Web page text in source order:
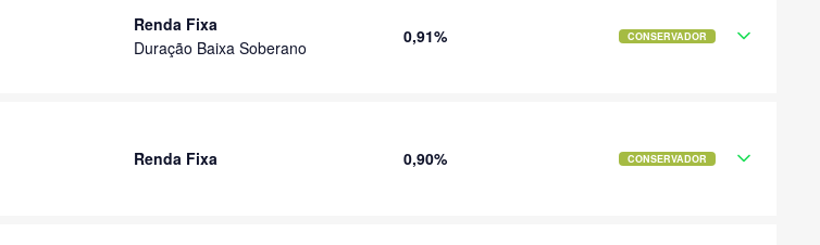
Renda Fixa
Duração Baixa Soberano
0,91% CONSERVADOR
Renda Fixa 0,90% CONSERVADOR